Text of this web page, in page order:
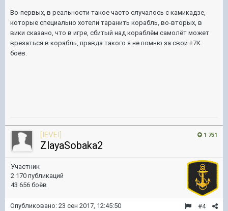
Во-первых, в реальности такое часто случалось с камикадзе,
которые специально хотели таранить корабль, во-вторых, в
вики сказано, что в игре, сбитый над кораблём самолёт может
врезаться в корабль, правда такого я не помню за свои +7К
боёв.
1 751
[IEVEI]
ZlayaSobaka2
Участник
2 170 публикаций
43 656 боёв
#4
Опубликовано: 23 сен 2017, 12:45:50